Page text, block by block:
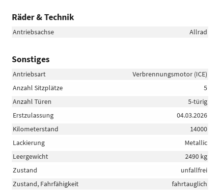
Räder & Technik
Antriebsachse Allrad
Sonstiges
Antriebsart
Verbrennungsmotor (ICE)
Anzahl Sitzplätze
5
Anzahl Türen
5-türig
Erstzulassung
04.03.2026
Kilometerstand
14000
Lackierung
Metallic
Leergewicht
2490 kg
Zustand
unfallfrei
Zustand, Fahrfähigkeit
fahrtauglich